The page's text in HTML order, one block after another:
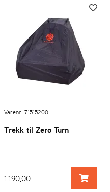
Varenr: 71515200
Trekk til Zero Turn
1.190,00